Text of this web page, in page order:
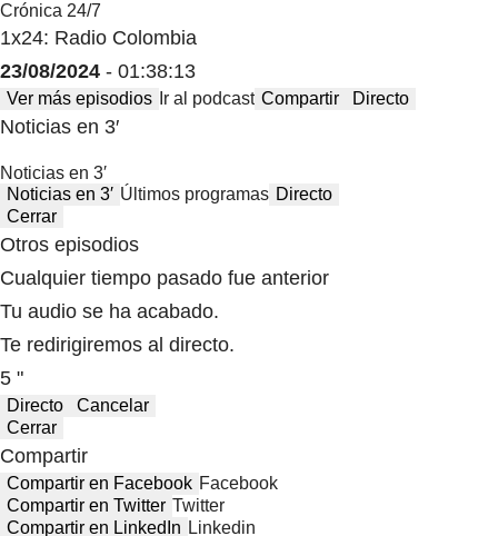
Crónica 24/7
1x24: Radio Colombia
23/08/2024 - 01:38:13
Ver más episodios Ir al podcast Compartir Directo
Noticias en 3′
Noticias en 3′
Noticias en 3′ Últimos programas Directo
Cerrar
Otros episodios
Cualquier tiempo pasado fue anterior
Tu audio se ha acabado.
Te redirigiremos al directo.
5 "
Directo
Cancelar
Cerrar
Compartir
Compartir en Facebook Facebook
Compartir en Twitter Twitter
Compartir en LinkedIn Linkedin